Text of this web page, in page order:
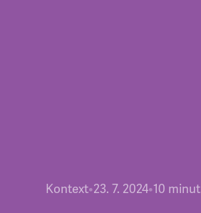
Kontext•23. 7. 2024•10 minut